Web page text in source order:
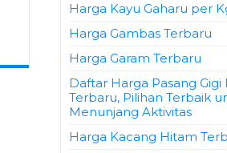
Harga Kayu Gaharu per
Harga Gambas Terbaru
Harga Garam Terbaru
Daftar Harga Pasang Gigi
Terbaru, Pilihan Terbaik
Menunjang Aktivitas
Harga Kacang Hitam